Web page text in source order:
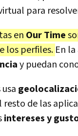
para
en Our Time
los perfiles. En la
y puedan
resto de las
intereses y